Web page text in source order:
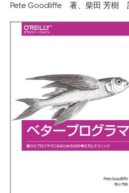
Pete Goodliffe 著、柴田 芳樹